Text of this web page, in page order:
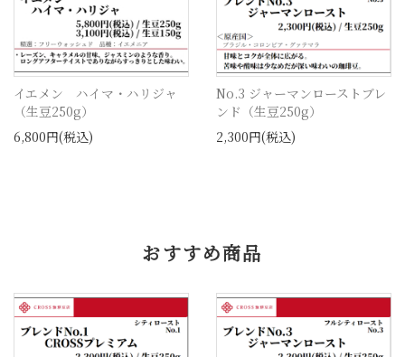
イエメン ハイマ・ハリジャ
（生豆250g）
6,800円(税込)
No.3 ジャーマンローストブレ
ンド（生豆250g）
2,300円(税込)
おすすめ商品